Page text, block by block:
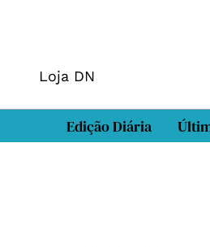
Loja DN
Edição Diária